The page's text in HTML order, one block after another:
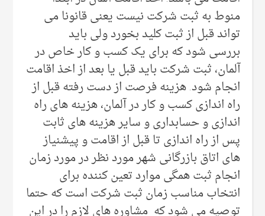
منوط به ثبت شرکت نیست یعنی قانونا می
تواند قبل از ثبت کلید بخورد ولی باید
بررسی شود که برای یک کسب و کار خاص در
آلمان، ثبت شرکت باید قبل یا بعد از اخذ اقامت
انجام شود. هزینه فرصت از دست رفته قبل از
راه اندازی کسب و کار در آلمان، هزینه های راه
اندازی و حسابداری و سایر هزینه های ثابت
پس از راه اندازی تا قبل از اقامت و پیشنیاز
های اتاق بازرگانی شهر مورد نظر در مورد زمان
انجام ثبت همگی موارد تعین کننده برای
انتخاب مناسب زمان ثبت شرکت است که حتما
توصیه می شود که مشاوره های لازم را در این